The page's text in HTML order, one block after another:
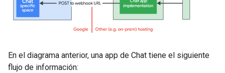
En el diagrama anterior, una app de Chat tiene el siguiente
flujo de información: